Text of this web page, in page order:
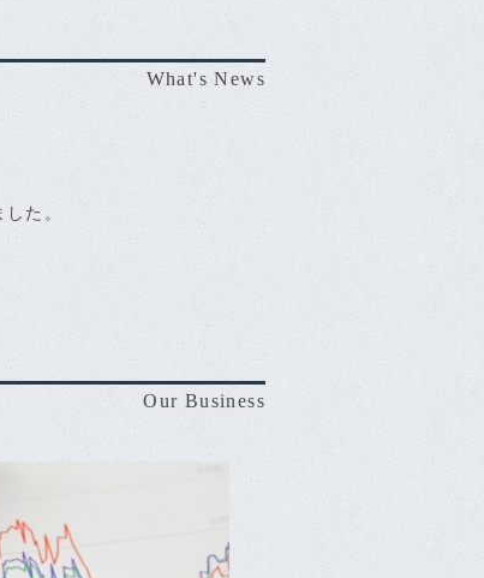
What's News
た。
Our Business